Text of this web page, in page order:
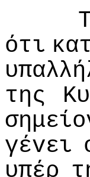
ότι
της
γέvει
υπέρ